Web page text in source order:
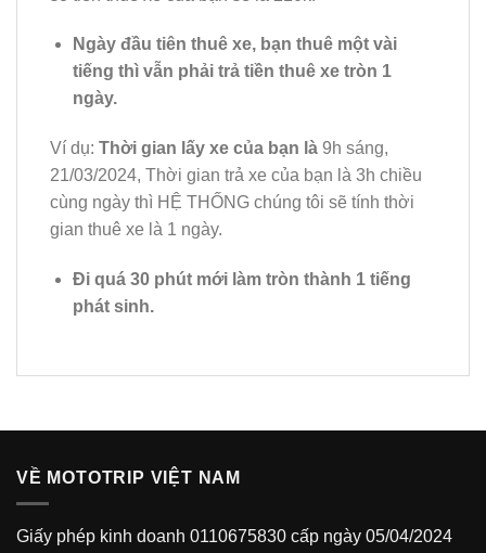
Ngày đầu tiên thuê xe, bạn thuê một vài
tiếng thì vẫn phải trả tiền thuê xe tròn 1
ngày.
Ví dụ: Thời gian lấy xe của bạn là 9h sáng,
21/03/2024, Thời gian trả xe của bạn là 3h chiều
cùng ngày thì HỆ THỐNG chúng tôi sẽ tính thời
gian thuê xe là 1 ngày.
Đi quá 30 phút mới làm tròn thành 1 tiếng
phát sinh.
VỀ MOTOTRIP VIỆT NAM
Giấy phép kinh doanh 0110675830 cấp ngày 05/04/2024